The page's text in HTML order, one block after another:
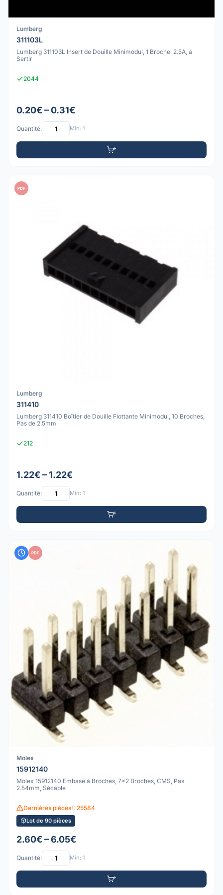
Lumberg
311103L
Lumberg 311103L Insert de Douille Minimodul, 1 Broche, 2.5A, à
Sertir
2044
0.20€ – 0.31€
Quantité: Min: 1
PDF
Lumberg
311410
Lumberg 311410 Boîtier de Douille Flottante Minimodul, 10 Broches,
Pas de 2.5mm
212
1.22€ – 1.22€
Quantité: Min: 1
PDF
Molex
15912140
Molex 15912140 Embase à Broches, 7x2 Broches, CMS, Pas
2.54mm, Sécable
Dernières pièces!: 25584
Lot de 90 pièces
2.60€ – 6.05€
Quantité: Min: 1